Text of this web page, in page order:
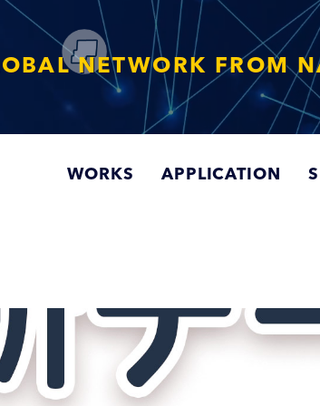
NETWORK FROM
WORKS APPLICATION